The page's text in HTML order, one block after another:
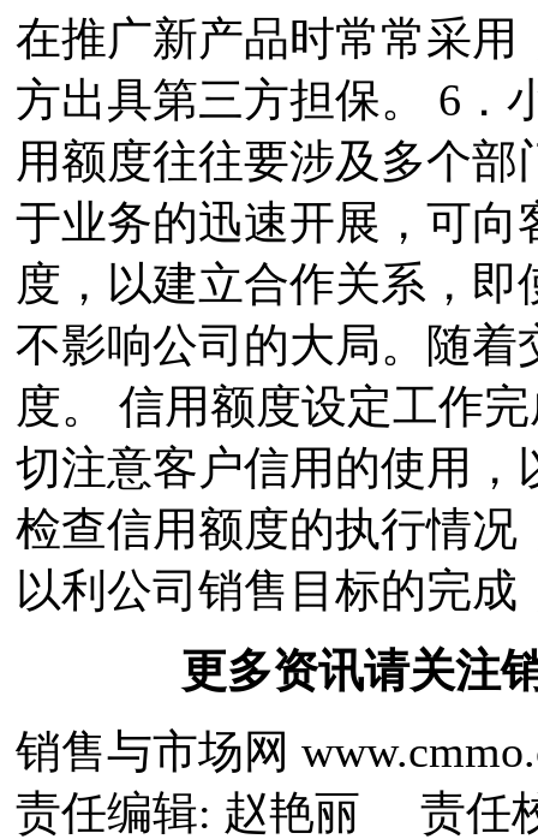
在推广新产品时常常采
方出具第三方担保。 6．
用额度往往要涉及多个
于业务的迅速开展，可
度，以建立合作关系，
不影响公司的大局。随
度。 信用额度设定工作
切注意客户信用的使用
检查信用额度的执行情
以利公司销售目标的完
更多资讯请关注
销售与市场网
责任编辑: 赵艳丽 责任